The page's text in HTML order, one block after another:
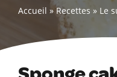
Accueil » Recettes » Le